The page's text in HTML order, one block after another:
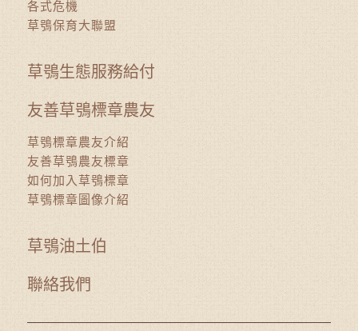
各式危機
草鴞保育大聯盟
草鴞生態服務給付
友善草鴞標章農友
草鴞標章農友介紹
友善草鴞農友標章
如何加入草鴞標章
草鴞標章圖像介紹
草鴞油土伯
聯絡我們